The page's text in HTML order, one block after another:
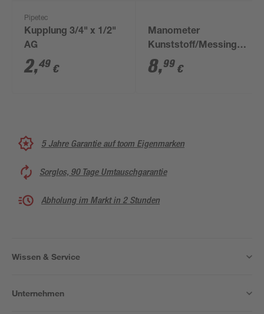
Pipetec
Kupplung 3/4" x 1/2"
AG
2,49 €
Manometer
Kunststoff/Messing
3/8 Zoll
8,99 €
5 Jahre Garantie auf toom Eigenmarken
Sorglos, 90 Tage Umtauschgarantie
Abholung im Markt in 2 Stunden
Wissen & Service
Unternehmen